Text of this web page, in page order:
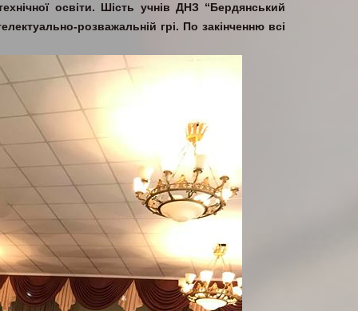
освіти. Шість учнів ДНЗ “Бердянський
розважальній грі. По закінченню всі